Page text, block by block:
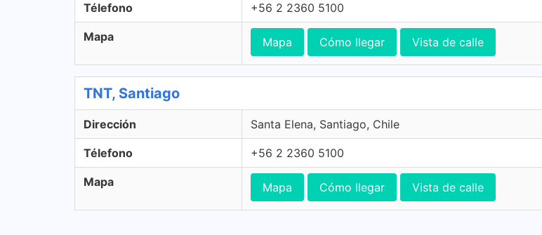
Télefono +56 2 2360 5100
Mapa Mapa Cómo llegar Vista de calle
TNT, Santiago
Dirección Santa Elena, Santiago, Chile
Télefono +56 2 2360 5100
Mapa Mapa Cómo llegar Vista de calle